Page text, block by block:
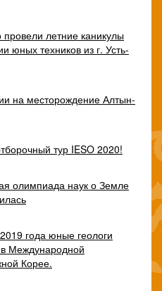
летние каникулы
юных техников из г. Усть-
на месторождение Алтын-
тур IESO 2020!
олимпиада наук о Земле
года юные геологи
в Международной
Корее.